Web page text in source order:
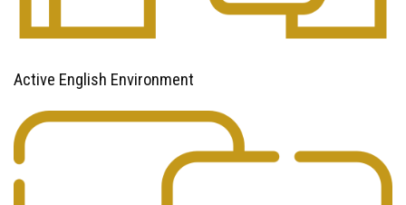
Active English Environment